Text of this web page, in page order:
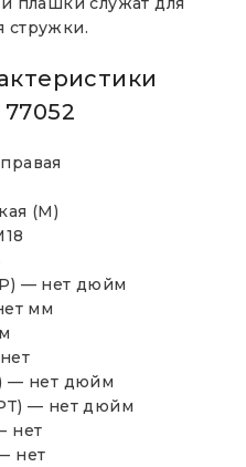
стружки.
(М)
— нет дюйм
мм
нет
— нет дюйм
— нет дюйм
нет
нет